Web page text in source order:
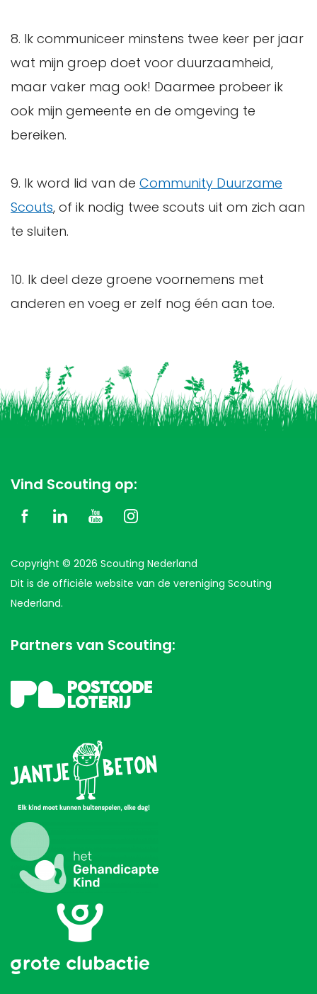
8. Ik communiceer minstens twee keer per jaar
wat mijn groep doet voor duurzaamheid,
maar vaker mag ook! Daarmee probeer ik
ook mijn gemeente en de omgeving te
bereiken.
9. Ik word lid van de Community Duurzame
Scouts, of ik nodig twee scouts uit om zich aan
te sluiten.
10. Ik deel deze groene voornemens met
anderen en voeg er zelf nog één aan toe.
Vind Scouting op:
Copyright © 2026 Scouting Nederland
Dit is de officiële website van de vereniging Scouting
Nederland.
Partners van Scouting: